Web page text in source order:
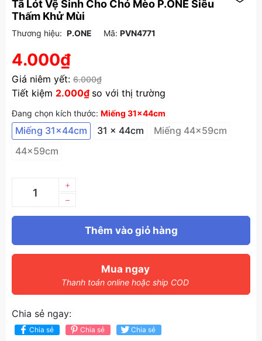
Tã Lót Vệ Sinh Cho Chó Mèo P.ONE Siêu
Thấm Khử Mùi
Thương hiệu: P.ONE Mã: PVN4771
4.000₫
Giá niêm yết: 6.000₫
Tiết kiệm 2.000₫ so với thị trường
Đang chọn kích thước: Miếng 31x44cm
Miếng 31x44cm 31 x 44cm
Miếng 44x59cm
44x59cm
–
+
Thêm vào giỏ hàng
Mua ngay
Thanh toán online hoặc ship COD
Chia sẻ ngay:
Chia sẻ Chia sẻ Chia sẻ